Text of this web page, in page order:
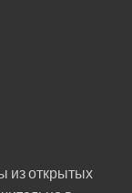
из открытых